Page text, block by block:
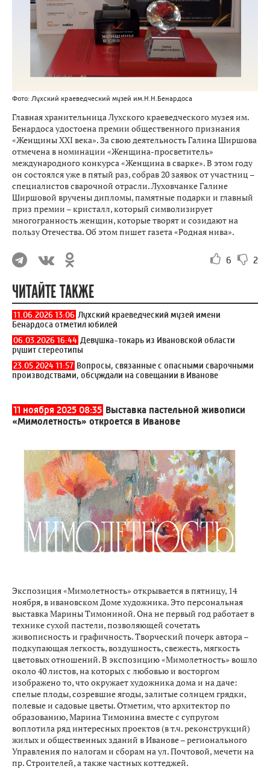
Фото: Лухский краеведческий музей им.Н.Н.Бенардоса
Главная хранительница Лухского краеведческого музея им.
Бенардоса удостоена премии общественного признания
«Женщины XXI века». За свою деятельность Галина Ширшова
отмечена в номинации «Женщина-просветитель»
международного конкурса «Женщина в сварке». В этом году
он состоялся уже в пятый раз, собрав 20 заявок от участниц –
специалистов сварочной отрасли. Луховчанке Галине
Ширшовой вручены дипломы, памятные подарки и главный
приз премии – кристалл, который символизирует
многогранность женщин, которые творят и созидают на
пользу Отечества. Об этом пишет газета «Родная нива».
6 2
ЧИТАЙТЕ ТАКЖЕ
11.06.2026 13:06 Лухский краеведческий музей имени
Бенардоса отметил юбилей
06.03.2026 16:44 Девушка-токарь из Ивановской области
рушит стереотипы
23.05.2024 11:57 Вопросы, связанные с опасными сварочными
производствами, обсуждали на совещании в Иванове
11 ноября 2025 08:35 Выставка пастельной живописи
«Мимолетность» откроется в Иванове
Экспозиция «Мимолетность» открывается в пятницу, 14
ноября, в ивановском Доме художника. Это персональная
выставка Марины Тимониной. Она не первый год работает в
технике сухой пастели, позволяющей сочетать
живописность и графичность. Творческий почерк автора –
подкупающая легкость, воздушность, свежесть, мягкость
цветовых отношений. В экспозицию «Мимолетность» вошло
около 40 листов, на которых с любовью и восторгом
изображено то, что окружает художника дома и на даче:
спелые плоды, созревшие ягоды, залитые солнцем грядки,
полевые и садовые цветы. Отметим, что архитектор по
образованию, Марина Тимонина вместе с супругом
воплотила ряд интересных проектов (в т.ч. реконструкций)
жилых и общественных зданий в Иванове – регионального
Управления по налогам и сборам на ул. Почтовой, мечети на
пр. Строителей, а также частных коттеджей.